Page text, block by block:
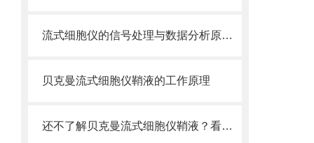
流式细胞仪的信号处理与数据分析原理分析
贝克曼流式细胞仪鞘液的工作原理
还不了解贝克曼流式细胞仪鞘液？看这里就对了！